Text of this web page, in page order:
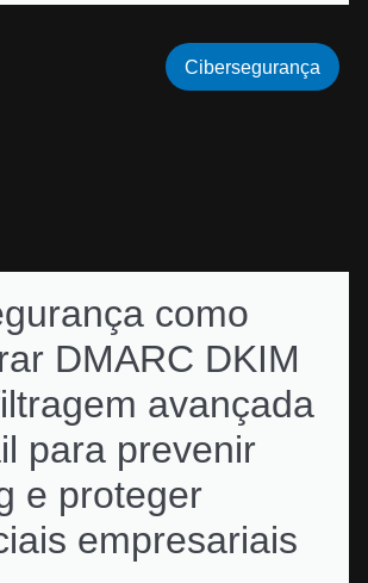
como
DMARC DKIM
avançada
para prevenir
e proteger
empresariais
Cibersegurança